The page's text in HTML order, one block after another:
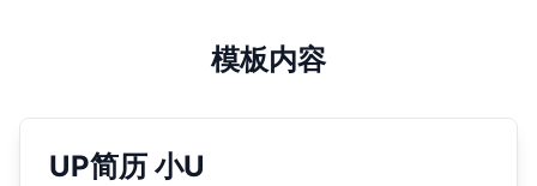
模板内容
UP简历 小U